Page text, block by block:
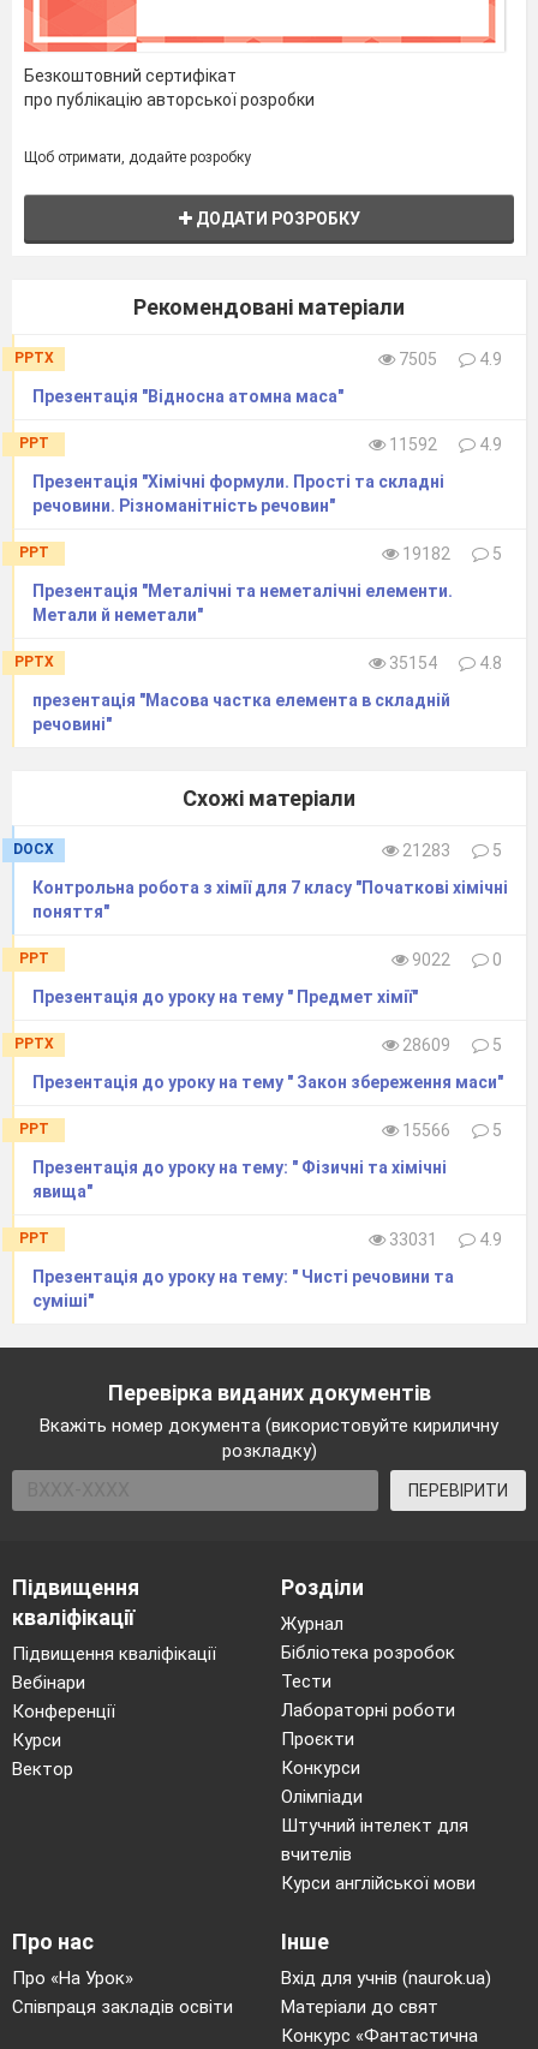
Безкоштовний сертифікат
про публікацію авторської розробки
Щоб отримати, додайте розробку
ДОДАТИ РОЗРОБКУ
Рекомендовані матеріали
PPTX 7505
4.9
Презентація "Відносна атомна маса"
PPT 11592
4.9
Презентація "Хімічні формули. Прості та складні
речовини. Різноманітність речовин"
PPT 19182
5
Презентація "Металічні та неметалічні елементи.
Метали й неметали"
PPTX 35154
4.8
презентація "Масова частка елемента в складній
речовині"
Схожі матеріали
DOCX 21283
5
Контрольна робота з хімії для 7 класу "Початкові хімічні
поняття"
PPT 9022
0
Презентація до уроку на тему " Предмет хімії"
PPTX 28609
5
Презентація до уроку на тему " Закон збереження маси"
PPT 15566
5
Презентація до уроку на тему: " Фізичні та хімічні
явища"
PPT 33031
4.9
Презентація до уроку на тему: " Чисті речовини та
суміші"
Перевірка виданих документів
Вкажіть номер документа (використовуйте кириличну
розкладку)
ПЕРЕВІРИТИ
Підвищення
кваліфікації
Підвищення кваліфікації
Вебінари
Конференції
Курси
Вектор
Розділи
Журнал
Бібліотека розробок
Тести
Лабораторні роботи
Проєкти
Конкурси
Олімпіади
Штучний інтелект для
вчителів
Курси англійської мови
Про нас
Про «На Урок»
Співпраця закладів освіти
Інше
Вхід для учнів (naurok.ua)
Матеріали до свят
Конкурс «Фантастична